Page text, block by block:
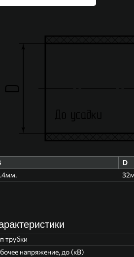
D
трубки
напряжение, до (кВ)